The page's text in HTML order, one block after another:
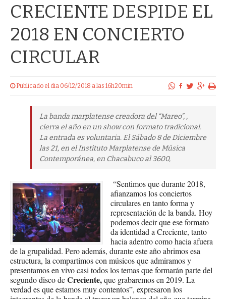
CRECIENTE DESPIDE EL
2018 EN CONCIERTO
CIRCULAR
Publicado el dia 06/12/2018 a las 16h20min
La banda marplatense creadora del “Mareo”, ,
cierra el año en un show con formato tradicional.
La entrada es voluntaria. El Sábado 8 de Diciembre
las 21, en el Instituto Marplatense de Música
Contemporánea, en Chacabuco al 3600,
“Sentimos que durante 2018,
afianzamos los conciertos
circulares en tanto forma y
representación de la banda. Hoy
podemos decir que ese formato
da identidad a Creciente, tanto
hacia adentro como hacia afuera
de la grupalidad. Pero además, durante este año abrimos esa
estructura, la compartimos con músicos que admiramos y
presentamos en vivo casi todos los temas que formarán parte del
segundo disco deCreciente,que grabaremos en 2019. La
verdad es que estamos muy contentos”, expresaron los